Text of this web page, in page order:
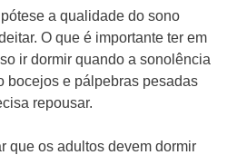
a qualidade do sono
O que é importante ter em
ir dormir quando a sonolência
bocejos e pálpebras pesadas
repousar.
que os adultos devem dormir